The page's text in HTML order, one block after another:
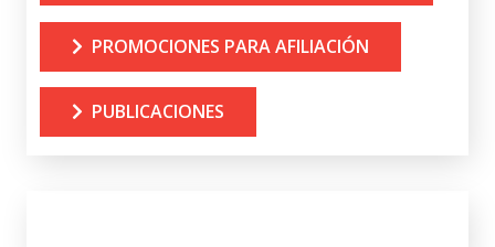
PROMOCIONES PARA AFILIACIÓN
PUBLICACIONES